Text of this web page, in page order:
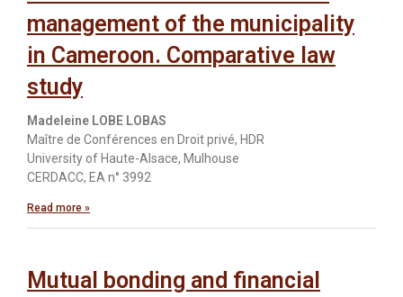
management of the municipality
in Cameroon. Comparative law
study
Madeleine LOBE LOBAS
Maître de Conférences en Droit privé, HDR
University of Haute-Alsace, Mulhouse
CERDACC, EA n° 3992
Read more »
Mutual bonding and financial